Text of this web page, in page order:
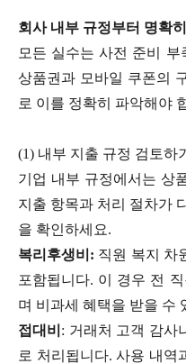
회사 내부 규정부터 명확
모든 실수는 사전 준비
상품권과 모바일 쿠폰의
로 이를 정확히 파악해야
(1) 내부 지출 규정 검토하기
기업 내부 규정에서는 상
지출 항목과 처리 절차가
을 확인하세요.
복리후생비: 직원 복지 차
포함됩니다. 이 경우 전
며 비과세 혜택을 받을 수
접대비 : 거래처 고객 감사
로 처리됩니다. 사용 내역